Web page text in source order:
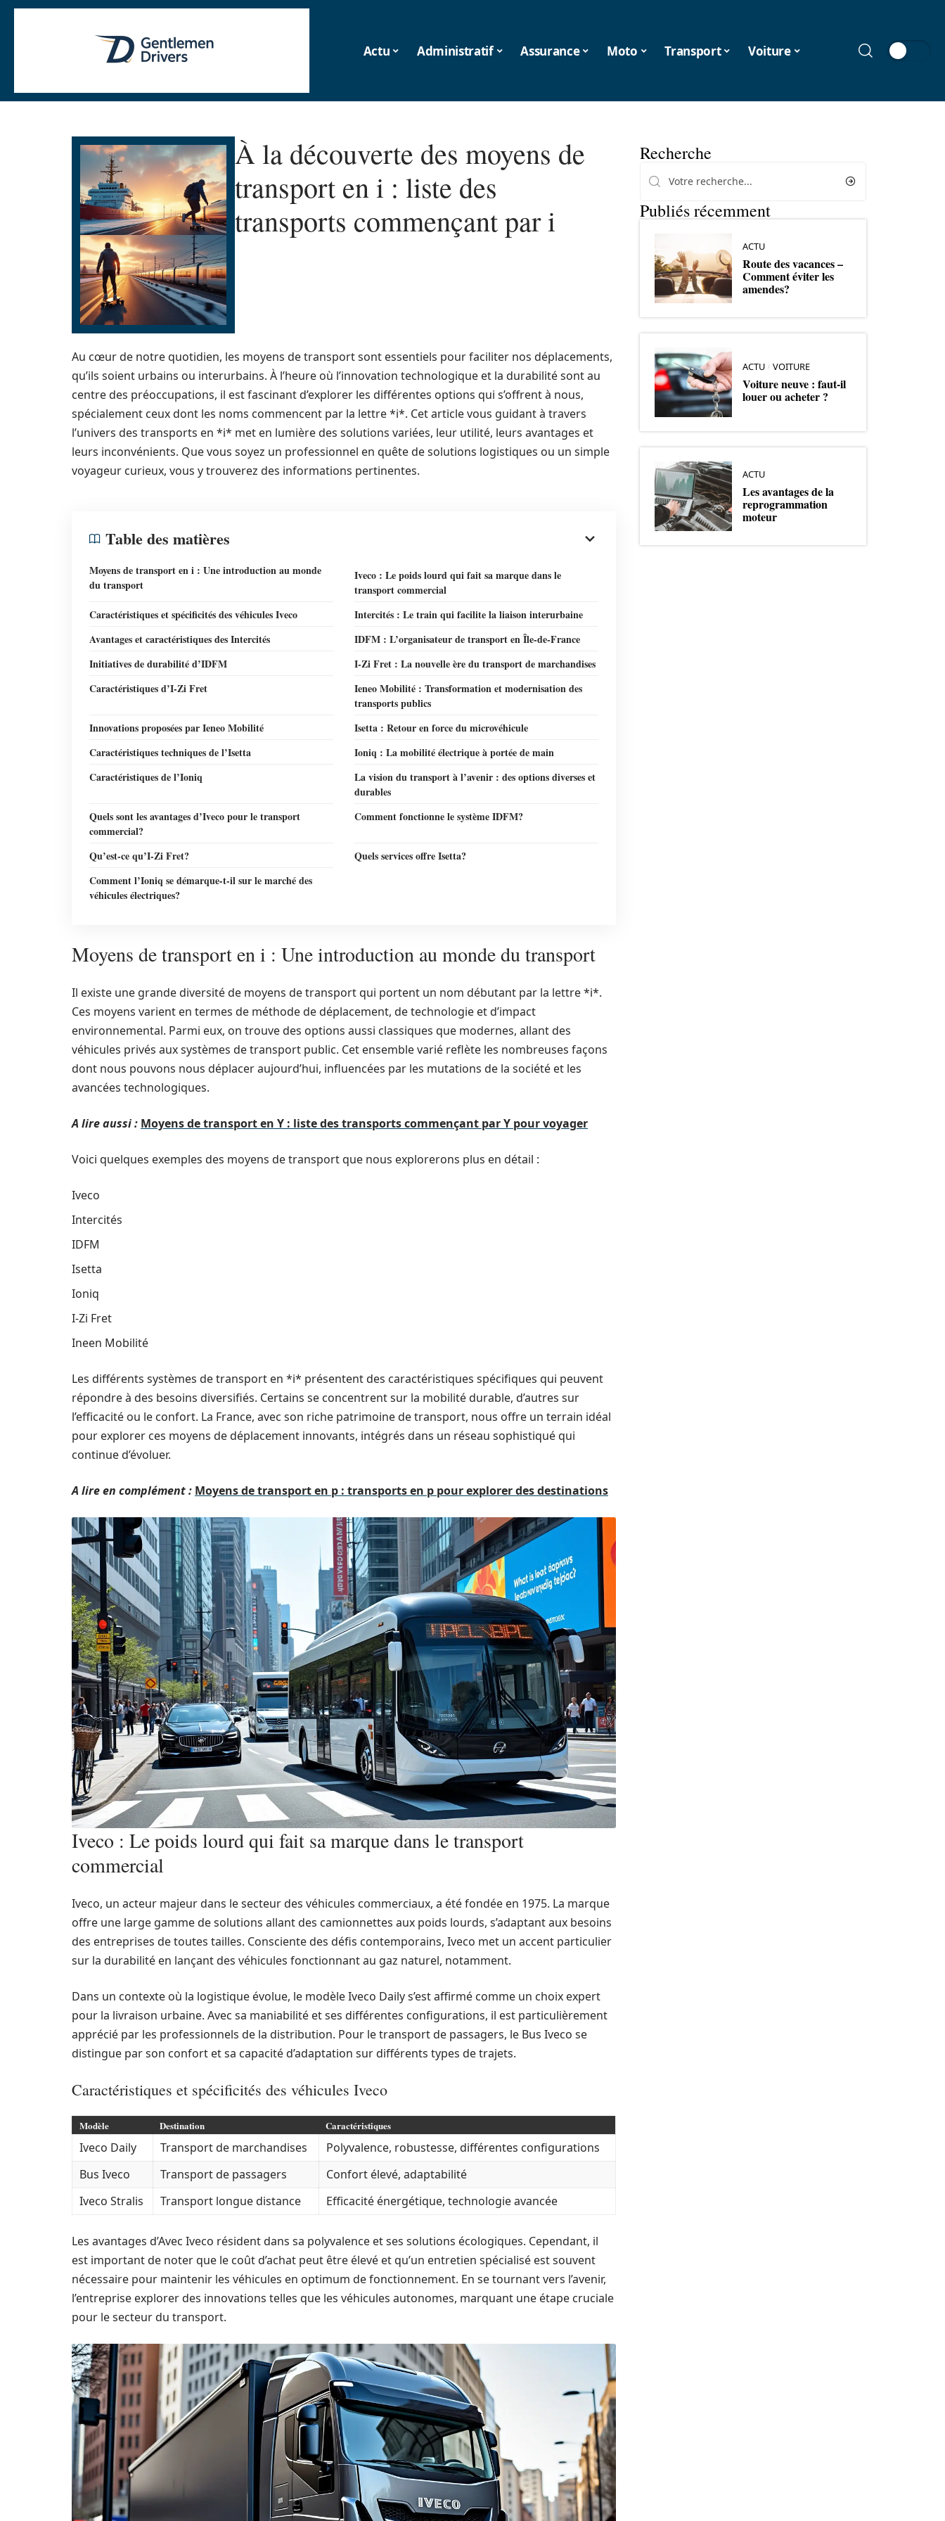
Actu Administratif Assurance Moto Transport Voiture
À la découverte des moyens de
transport en i : liste des
transports commençant par i
Au cœur de notre quotidien, les moyens de transport sont essentiels pour faciliter nos déplacements,
qu’ils soient urbains ou interurbains. À l’heure où l’innovation technologique et la durabilité sont au
centre des préoccupations, il est fascinant d’explorer les différentes options qui s’offrent à nous,
spécialement ceux dont les noms commencent par la lettre *i*. Cet article vous guidant à travers
l’univers des transports en *i* met en lumière des solutions variées, leur utilité, leurs avantages et
leurs inconvénients. Que vous soyez un professionnel en quête de solutions logistiques ou un simple
voyageur curieux, vous y trouverez des informations pertinentes.
Table des matières
Moyens de transport en i : Une introduction au monde
du transport
Iveco : Le poids lourd qui fait sa marque dans le
transport commercial
Caractéristiques et spécificités des véhicules Iveco
Intercités : Le train qui facilite la liaison interurbaine
Avantages et caractéristiques des Intercités
IDFM : L’organisateur de transport en Île-de-France
Initiatives de durabilité d’IDFM
I-Zi Fret : La nouvelle ère du transport de marchandises
Caractéristiques d’I-Zi Fret
Ieneo Mobilité : Transformation et modernisation des
transports publics
Innovations proposées par Ieneo Mobilité
Isetta : Retour en force du microvéhicule
Caractéristiques techniques de l’Isetta
Ioniq : La mobilité électrique à portée de main
Caractéristiques de l’Ioniq
La vision du transport à l’avenir : des options diverses et
durables
Quels sont les avantages d’Iveco pour le transport
commercial?
Comment fonctionne le système IDFM?
Qu’est-ce qu’I-Zi Fret?
Quels services offre Isetta?
Comment l’Ioniq se démarque-t-il sur le marché des
véhicules électriques?
Moyens de transport en i : Une introduction au monde du transport
Il existe une grande diversité de moyens de transport qui portent un nom débutant par la lettre *i*.
Ces moyens varient en termes de méthode de déplacement, de technologie et d’impact
environnemental. Parmi eux, on trouve des options aussi classiques que modernes, allant des
véhicules privés aux systèmes de transport public. Cet ensemble varié reflète les nombreuses façons
dont nous pouvons nous déplacer aujourd’hui, influencées par les mutations de la société et les
avancées technologiques.
A lire aussi : Moyens de transport en Y : liste des transports commençant par Y pour voyager
Voici quelques exemples des moyens de transport que nous explorerons plus en détail :
Iveco
Intercités
IDFM
Isetta
Ioniq
I-Zi Fret
Ineen Mobilité
Les différents systèmes de transport en *i* présentent des caractéristiques spécifiques qui peuvent
répondre à des besoins diversifiés. Certains se concentrent sur la mobilité durable, d’autres sur
l’efficacité ou le confort. La France, avec son riche patrimoine de transport, nous offre un terrain idéal
pour explorer ces moyens de déplacement innovants, intégrés dans un réseau sophistiqué qui
continue d’évoluer.
A lire en complément : Moyens de transport en p : transports en p pour explorer des destinations
Iveco : Le poids lourd qui fait sa marque dans le transport
commercial
Iveco, un acteur majeur dans le secteur des véhicules commerciaux, a été fondée en 1975. La marque
offre une large gamme de solutions allant des camionnettes aux poids lourds, s’adaptant aux besoins
des entreprises de toutes tailles. Consciente des défis contemporains, Iveco met un accent particulier
sur la durabilité en lançant des véhicules fonctionnant au gaz naturel, notamment.
Dans un contexte où la logistique évolue, le modèle Iveco Daily s’est affirmé comme un choix expert
pour la livraison urbaine. Avec sa maniabilité et ses différentes configurations, il est particulièrement
apprécié par les professionnels de la distribution. Pour le transport de passagers, le Bus Iveco se
distingue par son confort et sa capacité d’adaptation sur différents types de trajets.
Caractéristiques et spécificités des véhicules Iveco
Modèle Destination Caractéristiques
Iveco Daily Transport de marchandises
Polyvalence, robustesse, différentes configurations
Bus Iveco
Transport de passagers
Confort élevé, adaptabilité
Iveco Stralis
Transport longue distance Efficacité énergétique, technologie avancée
Les avantages d’Avec Iveco résident dans sa polyvalence et ses solutions écologiques. Cependant, il
est important de noter que le coût d’achat peut être élevé et qu’un entretien spécialisé est souvent
nécessaire pour maintenir les véhicules en optimum de fonctionnement. En se tournant vers l’avenir,
l’entreprise explorer des innovations telles que les véhicules autonomes, marquant une étape cruciale
pour le secteur du transport.
Recherche
Publiés récemment
ACTU
Route des vacances –
Comment éviter les
amendes?
ACTU VOITURE
Voiture neuve : faut-il
louer ou acheter ?
ACTU
Les avantages de la
reprogrammation
moteur